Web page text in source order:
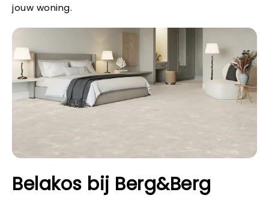
jouw woning.
Belakos bij Berg&Berg